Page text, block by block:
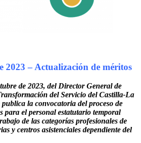
2023 – Actualización de méritos
de 2023, del Director General de
del Servicio del Castilla-La
la convocatoria del proceso de
para el personal estatutario temporal
de las categorías profesionales de
y centros asistenciales dependiente del